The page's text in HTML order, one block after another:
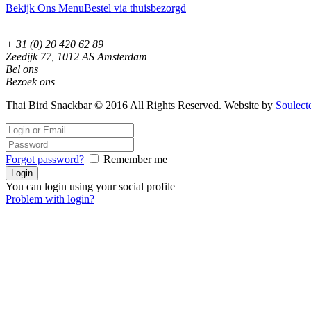
Bekijk Ons MenuBestel via thuisbezorgd
+ 31 (0) 20 420 62 89
Zeedijk 77, 1012 AS Amsterdam
Bel ons
Bezoek ons
Thai Bird Snackbar © 2016 All Rights Reserved. Website by
Forgot password? Remember me
You can login using your social profile
Problem with login?